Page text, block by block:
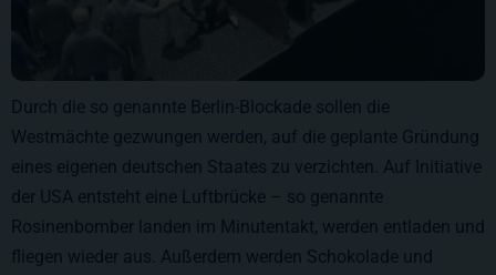
Durch die so genannte Berlin-Blockade sollen die
Westmächte gezwungen werden, auf die geplante Gründung
eines eigenen deutschen Staates zu verzichten. Auf Initiative
der USA entsteht eine Luftbrücke – so genannte
Rosinenbomber landen im Minutentakt, werden entladen und
fliegen wieder aus. Außerdem werden Schokolade und